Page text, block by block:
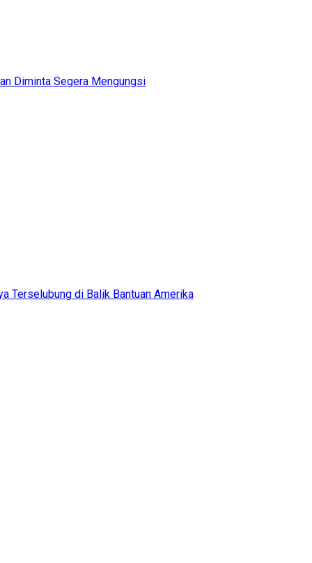
Diminta Segera Mengungsi
Terselubung di Balik Bantuan Amerika